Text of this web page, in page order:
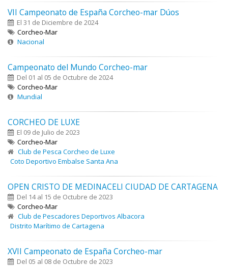
VII Campeonato de España Corcheo-mar Dúos
El 31 de Diciembre de 2024
Corcheo-Mar
Nacional
Campeonato del Mundo Corcheo-mar
Del 01 al 05 de Octubre de 2024
Corcheo-Mar
Mundial
CORCHEO DE LUXE
El 09 de Julio de 2023
Corcheo-Mar
Club de Pesca Corcheo de Luxe
Coto Deportivo Embalse Santa Ana
OPEN CRISTO DE MEDINACELI CIUDAD DE CARTAGENA
Del 14 al 15 de Octubre de 2023
Corcheo-Mar
Club de Pescadores Deportivos Albacora
Distrito Marítimo de Cartagena
XVII Campeonato de España Corcheo-mar
Del 05 al 08 de Octubre de 2023